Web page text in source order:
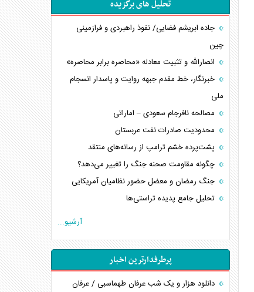
تحلیل های برگزیده
جاده ابریشم فضایی/ نفوذ راهبردی و فرازمینی
چین
انصارالله و تثبیت معادله «محاصره برابر محاصره»
خبرنگار، خط مقدم جبهه روایت و پاسدار انسجام
ملی
مصالحه نافرجام سعودی – اماراتی
محدودیت صادرات نفت عربستان
پشت‌پرده خشم ترامپ از رسانه‌های منتقد
چگونه مقاومت صحنه جنگ را تغییر می‌دهد؟
جنگ رمضان و معضل حضور نظامیان آمریکایی
تحلیل جامع پدیده تراستی‌ها
غرب
اربعین، کابوس مشترک تل‌آویو-واشنگتن
برنامه هفتم توسعه در نقطه کور سیاستگذاری
آرشیو...
پرطرفدارترین اخبار
دانلود هزار و یک شب عرفان طهماسبی / عرفان